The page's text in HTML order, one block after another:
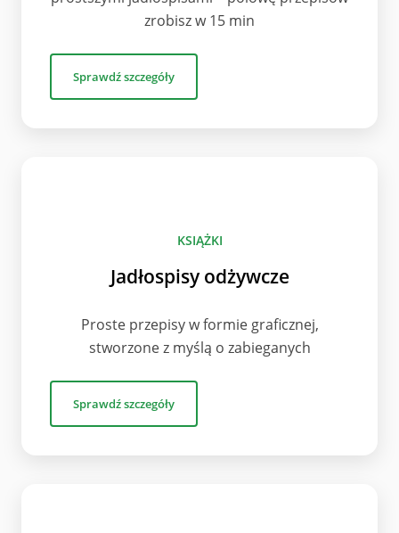
zrobisz w 15 min
Sprawdź szczegóły
KSIĄŻKI
Jadłospisy odżywcze
Proste przepisy w formie graficznej,
stworzone z myślą o zabieganych
Sprawdź szczegóły